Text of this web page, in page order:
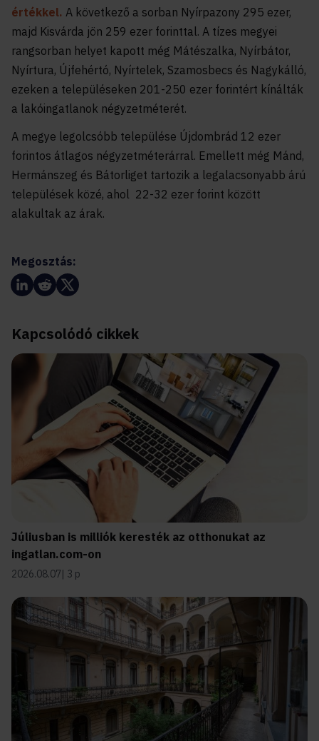
értékkel. A következő a sorban Nyírpazony 295 ezer,
majd Kisvárda jön 259 ezer forinttal. A tízes megyei
rangsorban helyet kapott még Mátészalka, Nyírbátor,
Nyírtura, Újfehértó, Nyírtelek, Szamosbecs és Nagykálló,
ezeken a településeken 201-250 ezer forintért kínálták
a lakóingatlanok négyzetméterét.
A megye legolcsóbb települése Újdombrád 12 ezer
forintos átlagos négyzetméterárral. Emellett még Mánd,
Hermánszeg és Bátorliget tartozik a legalacsonyabb árú
települések közé, ahol 22-32 ezer forint között
alakultak az árak.
Megosztás:
Kapcsolódó cikkek
Júliusban is milliók keresték az otthonukat az
ingatlan.com-on
2026.08.07 3 p